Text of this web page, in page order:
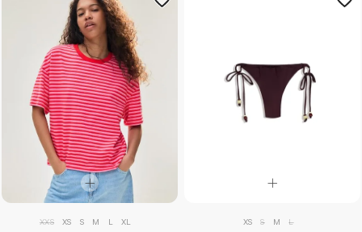
XXS XS S M L XL XS S M L